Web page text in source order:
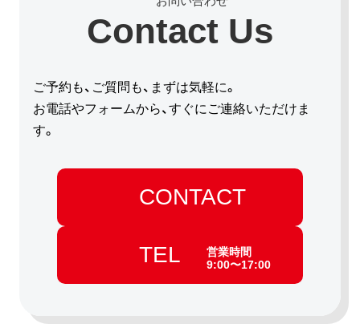
Contact Us
ご予約も、ご質問も、まずは気軽に。
お電話やフォームから、すぐにご連絡いただけま
す。
CONTACT
TEL
営業時間
9:00〜17:00